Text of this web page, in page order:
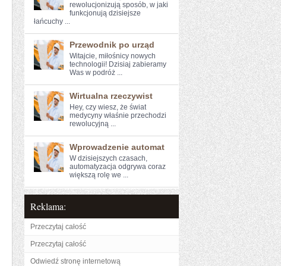
rewolucjonizują sposób, w jaki
funkcjonują dzisiejsze
łańcuchy ...
Przewodnik po urząd
Witajcie, miłośnicy nowych
technologii! Dzisiaj‍ zabieramy
Was w podróż ...
Wirtualna rzeczywist
Hey, czy ‍wiesz, że świat
medycyny właśnie przechodzi
rewolucyjną ...
Wprowadzenie automat
W dzisiejszych czasach,
automatyzacja odgrywa coraz
większą rolę we ...
Reklama:
Przeczytaj całość
Przeczytaj całość
Odwiedź stronę internetową